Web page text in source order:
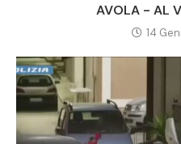
AVOLA - AL
14